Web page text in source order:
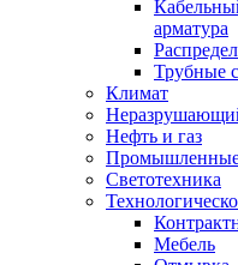
арматура
Трубные
Климат
Нефть и газ
Промышленные
Светотехника
Мебель